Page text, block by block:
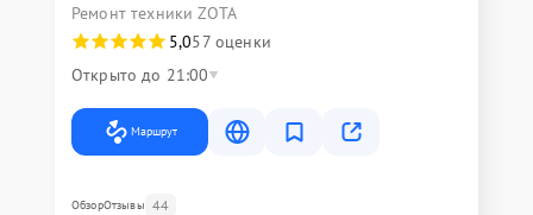
Ремонт техники ZOTA
5,057 оценки
Открыто до 21:00
Маршрут
ОбзорОтзывы 44